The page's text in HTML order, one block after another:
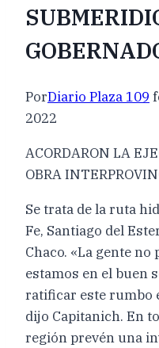
PorDiario Plaza 109
2022
ACORDARON LA
OBRA
Se trata de la ruta
Fe, Santiago del
Chaco. «La gente no
estamos en el buen
ratificar este rumbo
dijo Capitanich. En
región prevén una